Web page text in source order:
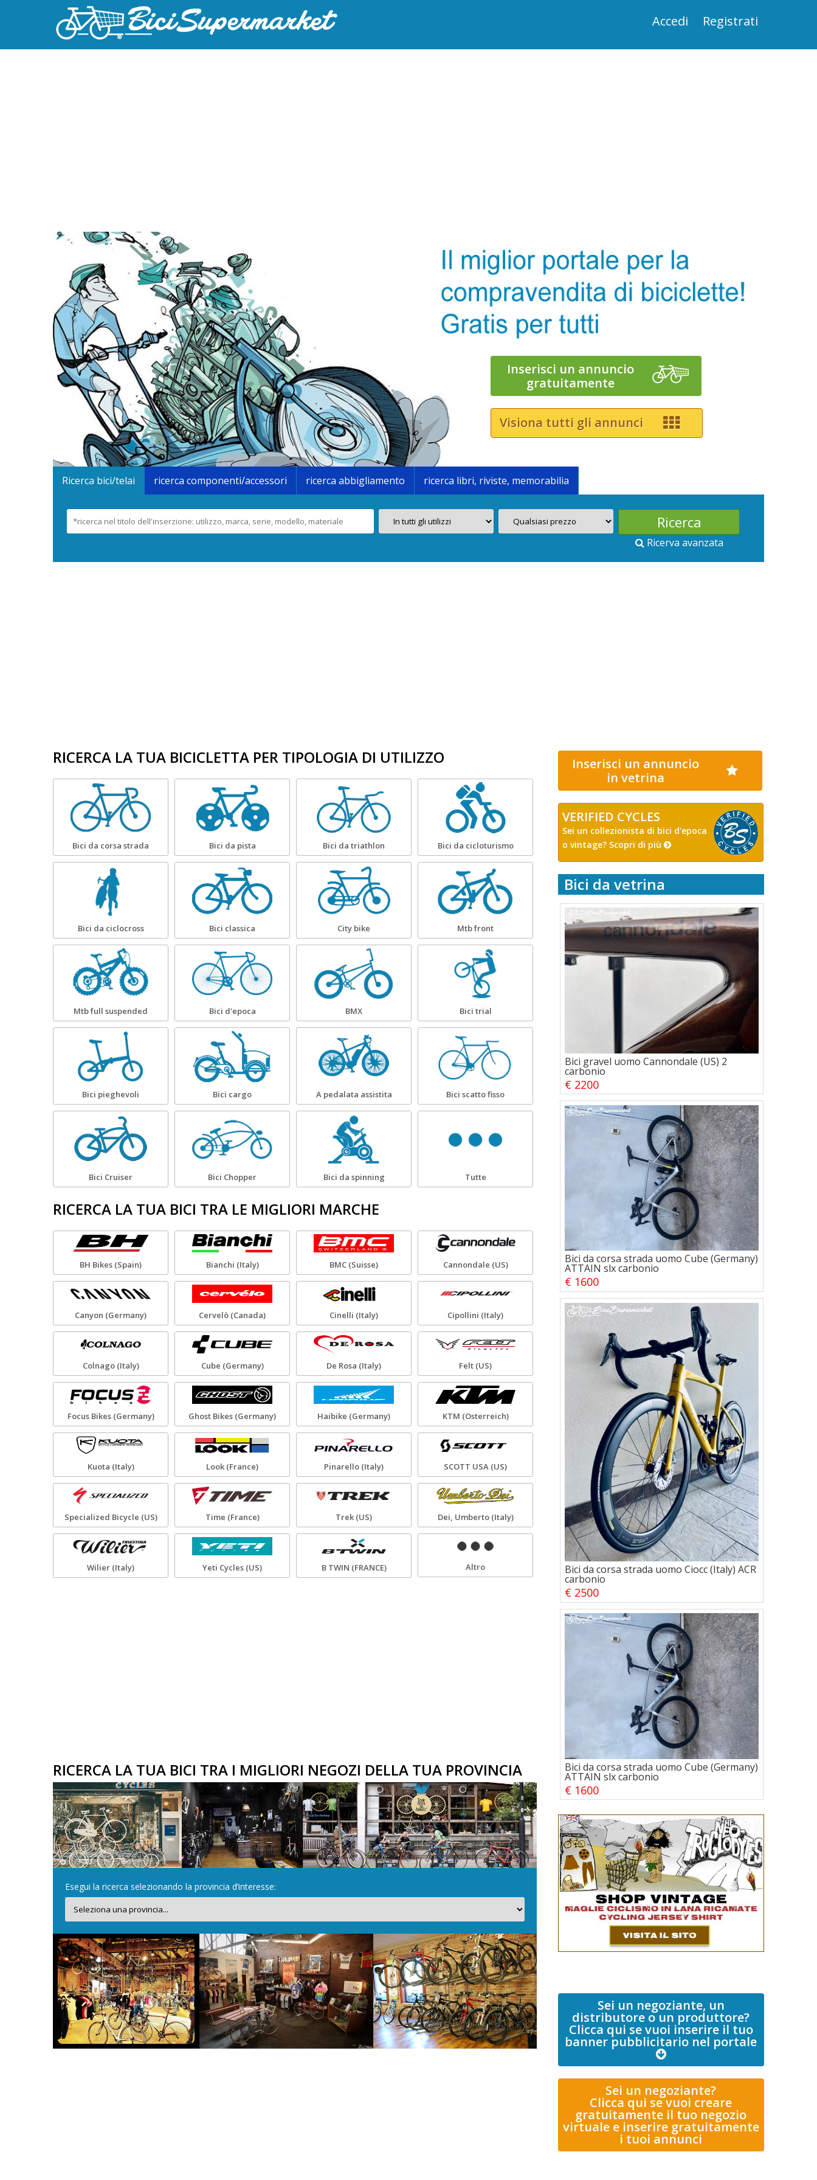
Accedi Registrati
Inserisci un annuncio
gratuitamente
Visiona tutti gli annunci
Ricerca bici/telai ricerca componenti/accessori ricerca abbigliamento ricerca libri, riviste, memorabilia
Ricerva avanzata
RICERCA LA TUA BICICLETTA PER TIPOLOGIA DI UTILIZZO
Bici da corsa strada Bici da pista Bici da triathlon Bici da cicloturismo
Bici da ciclocross Bici classica City bike Mtb front
Mtb full suspended Bici d'epoca BMX Bici trial
Bici pieghevoli Bici cargo A pedalata assistita Bici scatto fisso
Bici Cruiser Bici Chopper Bici da spinning Tutte
RICERCA LA TUA BICI TRA LE MIGLIORI MARCHE
BH Bikes (Spain) Bianchi (Italy) BMC (Suisse) Cannondale (US)
Canyon (Germany) Cervelò (Canada) Cinelli (Italy) Cipollini (Italy)
Colnago (Italy) Cube (Germany) De Rosa (Italy) Felt (US)
Focus Bikes (Germany) Ghost Bikes (Germany) Haibike (Germany) KTM (Osterreich)
Kuota (Italy) Look (France) Pinarello (Italy) SCOTT USA (US)
Specialized Bicycle (US) Time (France) Trek (US) Dei, Umberto (Italy)
Wilier (Italy) Yeti Cycles (US) B TWIN (FRANCE) Altro
RICERCA LA TUA BICI TRA I MIGLIORI NEGOZI DELLA TUA PROVINCIA
Esegui la ricerca selezionando la provincia d’interesse:
Inserisci un annuncio
in vetrina
VERIFIED CYCLES
Sei un collezionista di bici d'epoca
o vintage? Scopri di più
Bici da vetrina
Bici gravel uomo Cannondale (US) 2
carbonio
€ 2200
Bici da corsa strada uomo Cube (Germany)
ATTAIN slx carbonio
€ 1600
Bici da corsa strada uomo Ciocc (Italy) ACR
carbonio
€ 2500
Bici da corsa strada uomo Cube (Germany)
ATTAIN slx carbonio
€ 1600
Sei un negoziante, un
distributore o un produttore?
Clicca qui se vuoi inserire il tuo
banner pubblicitario nel portale
Sei un negoziante?
Clicca qui se vuoi creare
gratuitamente il tuo negozio
virtuale e inserire gratuitamente
i tuoi annunci